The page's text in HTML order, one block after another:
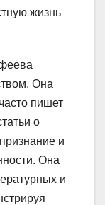
жизнь
Она
пишет
о
и
Она
и